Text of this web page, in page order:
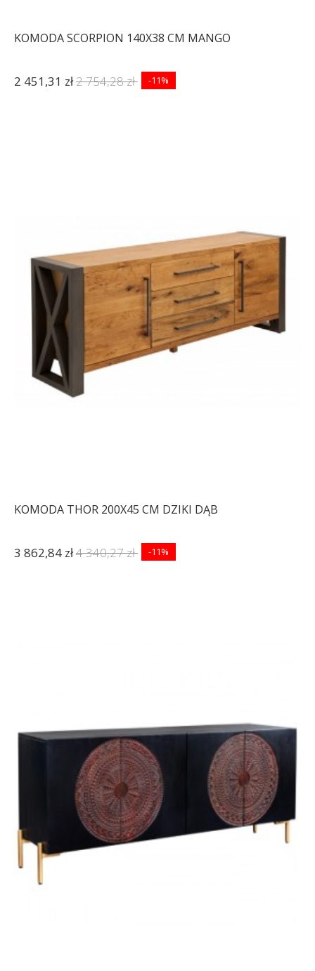
KOMODA SCORPION 140X38 CM MANGO
2 451,31 zł2 754,28 zł -11%
KOMODA THOR 200X45 CM DZIKI DĄB
3 862,84 zł4 340,27 zł -11%